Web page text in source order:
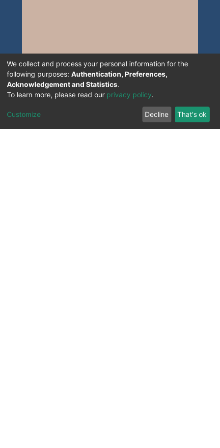
We collect and process your personal information for the
following purposes: Authentication, Preferences,
Acknowledgement and Statistics.
To learn more, please read our privacy policy.
Customize Decline That's ok